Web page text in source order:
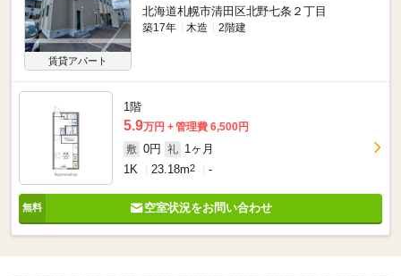
賃貸アパート
北海道札幌市清田区北野七条２丁目
築17年 木造 2階建
1階
5.9万円
管理費 6,500円
敷 0円 礼 1ヶ月
1K
23.18m2 -
空室状況をお問い合わせ